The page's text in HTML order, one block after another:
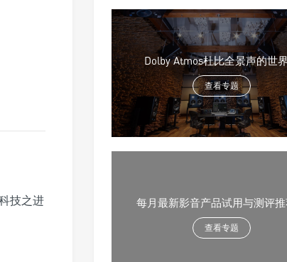
技之进
Dolby Atmos杜比全景声的世
查看专题
每月最新影音产品试用与测评推
查看专题